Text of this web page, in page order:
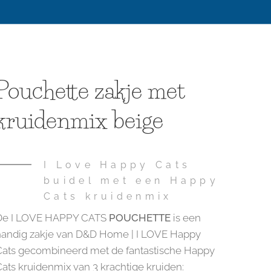
zakje met
beige
I Love Happy Cats
buidel met een Happy
Cats kruidenmix
I LOVE HAPPY CATS POUCHETTE is een
zakje van D&D Home | I LOVE Happy
gecombineerd met de fantastische Happy
kruidenmix van 3 krachtige kruiden: